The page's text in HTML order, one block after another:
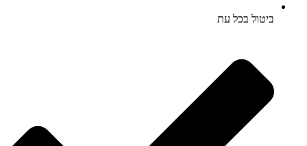
ביטול בכל עת